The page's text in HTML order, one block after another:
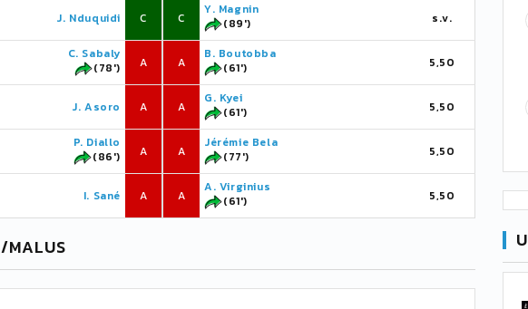
J. Nduquidi C
C. Sabaly
(78')
A
J. Asoro A
P. Diallo
(86')
A
I. Sané A
C
Y. Magnin
(89')
s.v.
A
B. Boutobba
(61')
5,50
A
G. Kyei
(61')
5,50
A
Jérémie Bela
(77')
5,50
A
A. Virginius
(61')
5,50
MALUS